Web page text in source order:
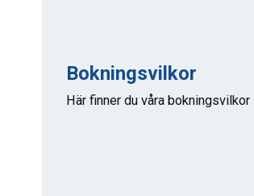
Bokningsvilkor
Här finner du våra bokningsvilkor